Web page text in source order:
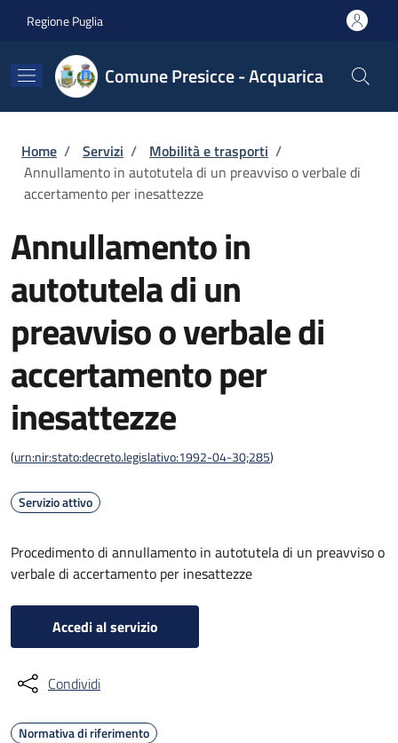
Regione Puglia
Comune Presicce - Acquarica
Briciole di pane
Home / Servizi / Mobilità e trasporti /
Annullamento in autotutela di un preavviso o verbale di
accertamento per inesattezze
Annullamento in
autotutela di un
preavviso o verbale di
accertamento per
inesattezze
(urn:nir:stato:decreto.legislativo:1992-04-30;285)
Servizio attivo
Procedimento di annullamento in autotutela di un preavviso o
verbale di accertamento per inesattezze
Accedi al servizio
Condividi
Normativa di riferimento